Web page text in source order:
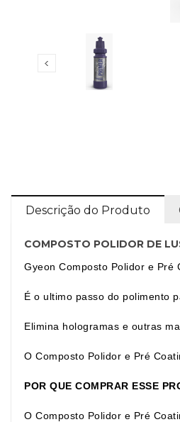
Descrição do Produto
COMPOSTO POLIDOR DE
Gyeon Composto Polidor e Pré
É o ultimo passo do polimento
Elimina hologramas e outras
O Composto Polidor e Pré
POR QUE COMPRAR ESSE
O Composto Polidor e Pré